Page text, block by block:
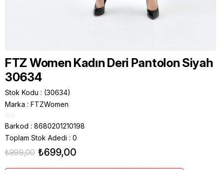
FTZ Women Kadın Deri Pantolon Siyah
30634
Stok Kodu
(30634)
Marka : FTZWomen
Barkod : 8680201210198
Toplam Stok Adedi : 0
₺999,00 ₺699,00